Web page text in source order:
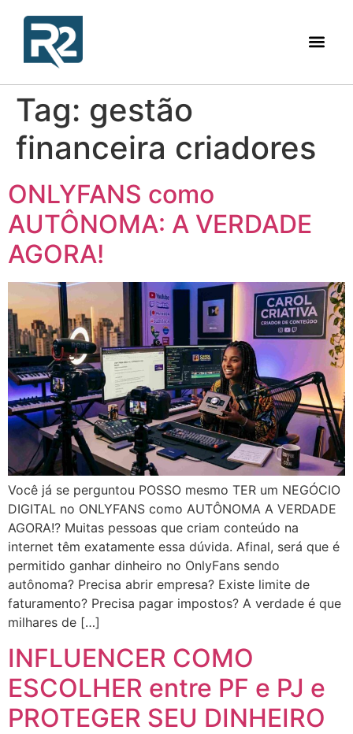
Tag: gestão
financeira criadores
ONLYFANS como
AUTÔNOMA: A VERDADE
AGORA!
Você já se perguntou POSSO mesmo TER um NEGÓCIO
DIGITAL no ONLYFANS como AUTÔNOMA A VERDADE
AGORA!? Muitas pessoas que criam conteúdo na
internet têm exatamente essa dúvida. Afinal, será que é
permitido ganhar dinheiro no OnlyFans sendo
autônoma? Precisa abrir empresa? Existe limite de
faturamento? Precisa pagar impostos? A verdade é que
milhares de […]
INFLUENCER COMO
ESCOLHER entre PF e PJ e
PROTEGER SEU DINHEIRO